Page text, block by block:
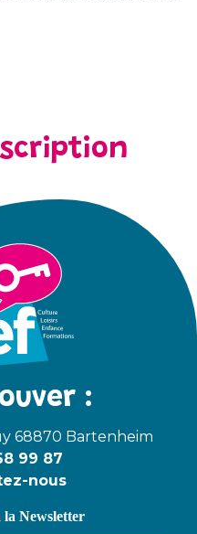
:
68870 Bartenheim
99 87
nous
la Newsletter